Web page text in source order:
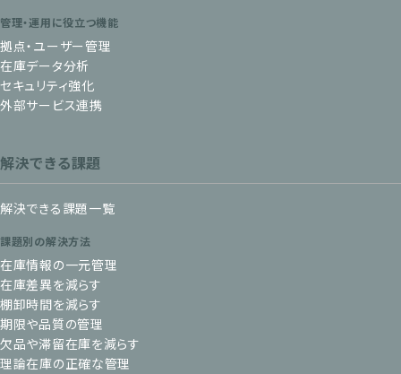
管理・運用に役立つ機能
拠点・ユーザー管理
在庫データ分析
セキュリティ強化
外部サービス連携
解決できる課題
解決できる課題一覧
課題別の解決方法
在庫情報の一元管理
在庫差異を減らす
棚卸時間を減らす
期限や品質の管理
欠品や滞留在庫を減らす
理論在庫の正確な管理